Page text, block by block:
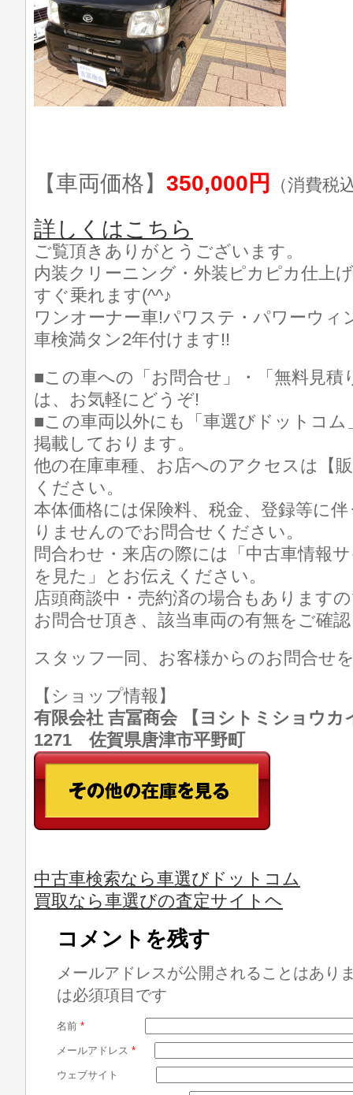
【車両価格】 350,000円 （消費税
詳しくはこちら
ご覧頂きありがとうございます。
内装クリーニング・外装ピカピカ仕上
すぐ乗れます(^^♪
ワンオーナー車!パワステ・パワーウィ
車検満タン2年付けます!!
■この車への「お問合せ」・「無料見積
は、お気軽にどうぞ!
■この車両以外にも「車選びドットコ
掲載しております。
他の在庫車種、お店へのアクセスは【
ください。
本体価格には保険料、税金、登録等に
りませんのでお問合せください。
問合わせ・来店の際には「中古車情報
を見た」とお伝えください。
店頭商談中・売約済の場合もあります
お問合せ頂き、該当車両の有無をご確
スタッフ一同、お客様からのお問合せ
【ショップ情報】
有限会社 吉冨商会 【ヨシトミショウ
1271 佐賀県唐津市平野町
中古車検索なら車選びドットコム
買取なら車選びの査定サイトヘ
コメントを残す
メールアドレスが公開されることはあり
は必須項目です
名前 *
メールアドレス *
ウェブサイト